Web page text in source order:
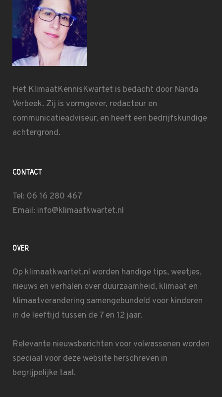
Het KlimaatKennisKwartet is bedacht door Nanda
Verbeek. Zij is vormgever, redacteur en
communicatieadviseur, en heeft een bedrijfskundige
achtergrond.
CONTACT
Tel: 06 16 280 467
Email: info@klimaatkwartet.nl
OVER
Op klimaatkwartet.nl worden handige tips, weetjes,
nieuws en verhalen over duurzaamheid, klimaat en
klimaatverandering samengebundeld voor kinderen
in de leeftijd tussen de 7 en 12 jaar.
Relevante nieuwsberichten voor volwassenen worden
speciaal voor deze website herschreven in
begrijpelijke taal.